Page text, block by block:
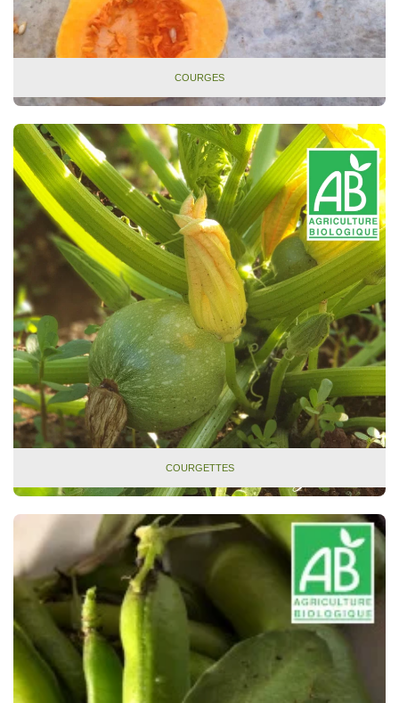
COURGES
COURGETTES